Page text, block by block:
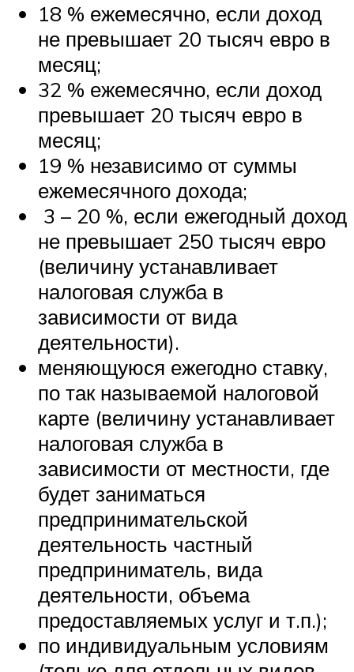
18 % ежемесячно, если доход
не превышает 20 тысяч евро в
месяц;
32 % ежемесячно, если доход
превышает 20 тысяч евро в
месяц;
19 % независимо от суммы
ежемесячного дохода;
3 – 20 %, если ежегодный доход
не превышает 250 тысяч евро
(величину устанавливает
налоговая служба в
зависимости от вида
деятельности).
меняющуюся ежегодно ставку,
по так называемой налоговой
карте (величину устанавливает
налоговая служба в
зависимости от местности, где
будет заниматься
предпринимательской
деятельность частный
предприниматель, вида
деятельности, объема
предоставляемых услуг и т.п.);
по индивидуальным условиям